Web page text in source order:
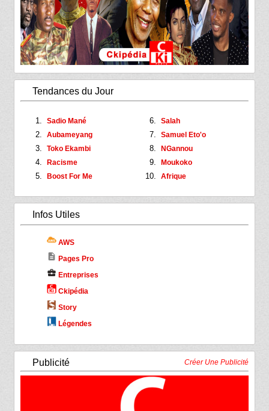
Tendances du Jour
Sadio Mané
Aubameyang
Toko Ekambi
Racisme
Boost For Me
Salah
Samuel Eto'o
NGannou
Moukoko
Afrique
Infos Utiles
AWS
description Pages Pro
business_center Entreprises
Ckipédia
Story
Légendes
Publicité Créer Une Publicité